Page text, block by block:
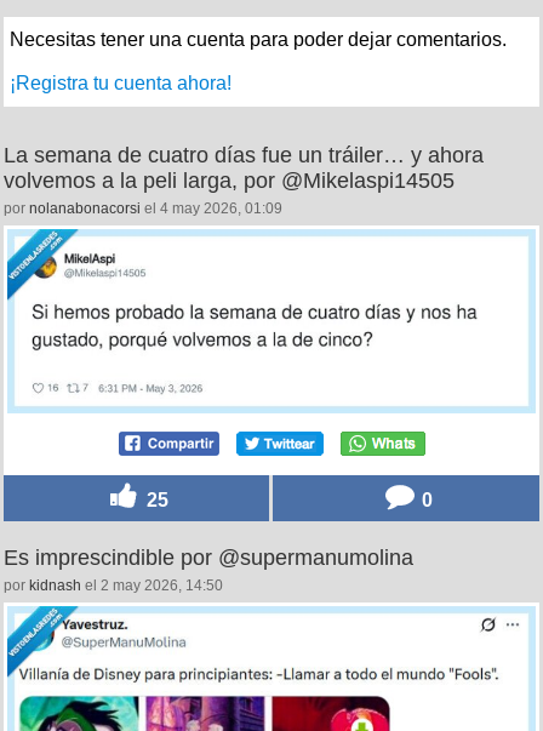
Necesitas tener una cuenta para poder dejar comentarios.
¡Registra tu cuenta ahora!
La semana de cuatro días fue un tráiler… y ahora
volvemos a la peli larga, por @Mikelaspi14505
por nolanabonacorsi el 4 may 2026, 01:09
25 0
Es imprescindible por @supermanumolina
por kidnash el 2 may 2026, 14:50